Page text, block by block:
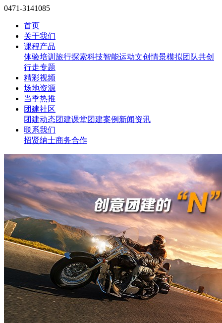
0471-3141085
首页
关于我们
课程产品
体验培训 旅行探索科技智能运动文创情景模拟团队共创
行走专题
精彩视频
场地资源
当季热推
团建社区
团建动态团建课堂团建案例 新闻资讯
联系我们
招贤纳士商务合作